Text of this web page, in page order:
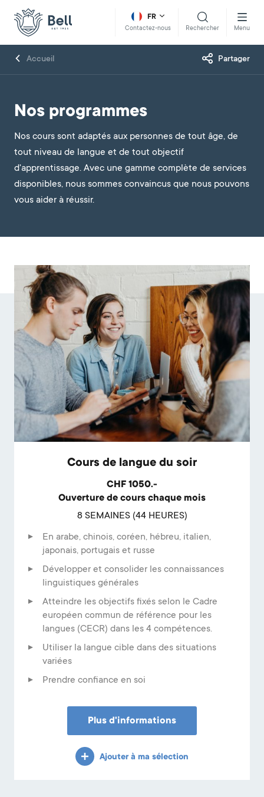
FR
Contactez-nous Rechercher Menu
Accueil Partager
Nos programmes
Nos cours sont adaptés aux personnes de tout âge, de
tout niveau de langue et de tout objectif
d'apprentissage. Avec une gamme complète de services
disponibles, nous sommes convaincus que nous pouvons
vous aider à réussir.
Cours de langue du soir
CHF 1050.-
Ouverture de cours chaque mois
8 SEMAINES (44 HEURES)
En arabe, chinois, coréen, hébreu, italien,
japonais, portugais et russe
Développer et consolider les connaissances
linguistiques générales
Atteindre les objectifs fixés selon le Cadre
européen commun de référence pour les
langues (CECR) dans les 4 compétences.
Utiliser la langue cible dans des situations
variées
Prendre confiance en soi
Plus d'informations
Ajouter à ma sélection